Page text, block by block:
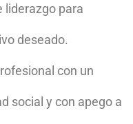
liderazgo para
deseado.
con un
social y con apego a